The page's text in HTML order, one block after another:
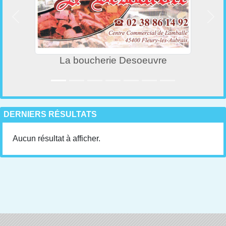
La boucherie Desoeuvre
Précedent
DERNIERS RÉSULTATS
Aucun résultat à afficher.